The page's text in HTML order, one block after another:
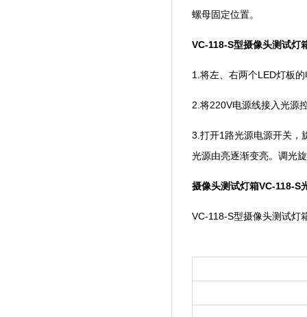
螺母固定位置。
VC-118-S型摄像头测试灯
1.将左、右两个LED灯板
2.将220V电源线接入光源控
3.打开1路光源电源开关，
光源由亮逐渐变亮。调光旋
摄像头测试灯箱VC-118-S
VC-118-S型摄像头测试灯